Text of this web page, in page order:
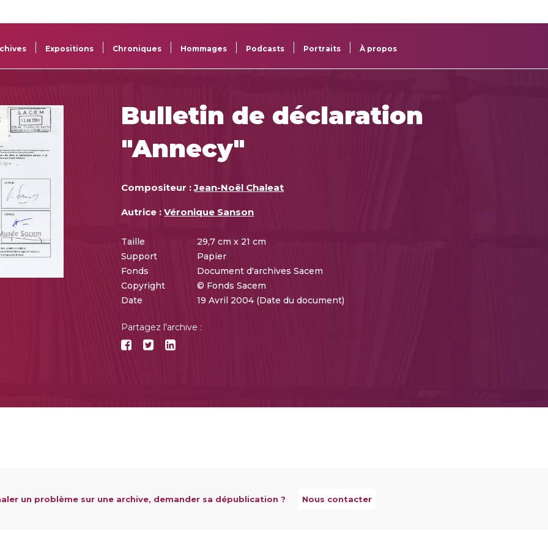
Sacem
projets
Sacem
des œuvres
Expositions Chroniques Hommages Podcasts Portraits À propos
Bulletin de déclaration
"Annecy"
Compositeur : Jean-Noël Chaleat
Autrice :Véronique Sanson
Taille
29,7 cm x 21 cm
Support
Papier
Fonds
Document d'archives Sacem
Copyright
© Fonds Sacem
Date
19 Avril 2004 (Date du document)
Partagez l'archive :
un problème sur une archive, demander sa dépublication ? Nous contacter